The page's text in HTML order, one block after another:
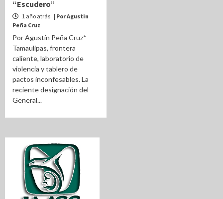
“Escudero”
1 año atrás | Por Agustin
Peña Cruz
Por Agustín Peña Cruz*
Tamaulipas, frontera
caliente, laboratorio de
violencia y tablero de
pactos inconfesables. La
reciente designación del
General...